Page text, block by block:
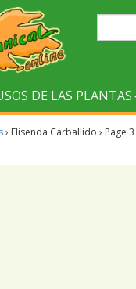
DE LAS PLANTAS
› Elisenda Carballido › Page 3